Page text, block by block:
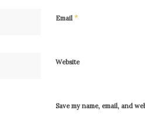
Email *
Website
Save my name, email, and